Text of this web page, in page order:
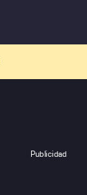
Publicidad